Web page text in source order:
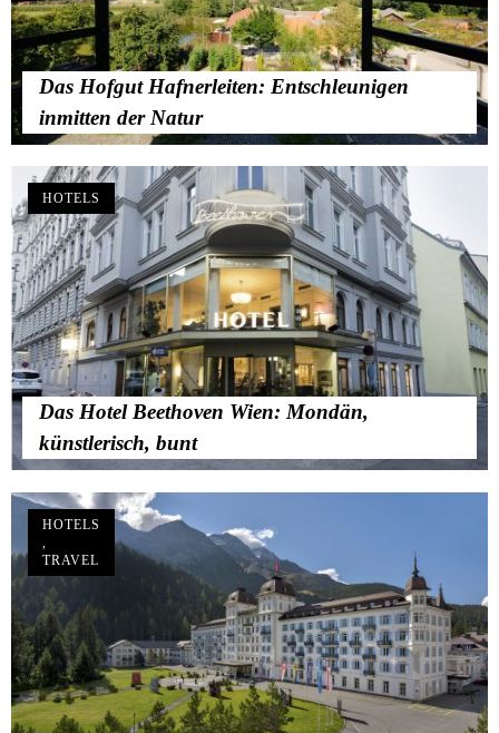
Das Hofgut Hafnerleiten: Entschleunigen
inmitten der Natur
Das Hotel Beethoven Wien: Mondän,
künstlerisch, bunt
HOTELS
HOTELS
,
TRAVEL